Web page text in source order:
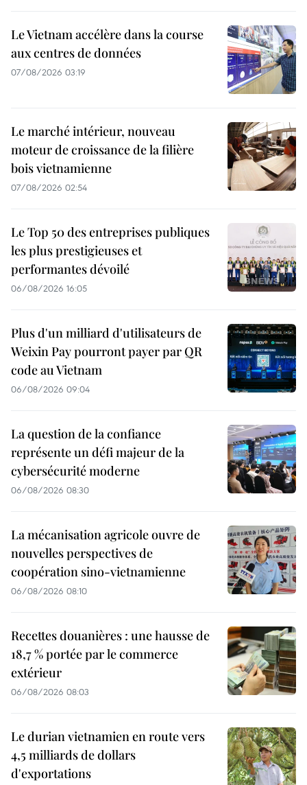
Le Vietnam accélère dans la course
aux centres de données
07/08/2026 03:19
Le marché intérieur, nouveau
moteur de croissance de la filière
bois vietnamienne
07/08/2026 02:54
Le Top 50 des entreprises publiques
les plus prestigieuses et
performantes dévoilé
06/08/2026 16:05
Plus d'un milliard d'utilisateurs de
Weixin Pay pourront payer par QR
code au Vietnam
06/08/2026 09:04
La question de la confiance
représente un défi majeur de la
cybersécurité moderne
06/08/2026 08:30
La mécanisation agricole ouvre de
nouvelles perspectives de
coopération sino-vietnamienne
06/08/2026 08:10
Recettes douanières : une hausse de
18,7 % portée par le commerce
extérieur
06/08/2026 08:03
Le durian vietnamien en route vers
4,5 milliards de dollars
d'exportations